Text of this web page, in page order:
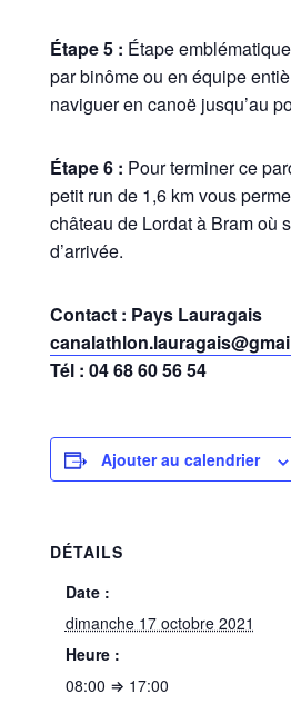
Étape 5 : Étape
par binôme ou en équipe
naviguer en canoë jusqu’au
Étape 6 : Pour terminer ce
petit run de 1,6 km vous
château de Lordat à Bram où
d’arrivée.
Contact : Pays Lauragais
Tél : 04 68 60 56 54
Ajouter au calendrier
DÉTAILS
Date :
dimanche 17 octobre 2021
Heure :
08:00 ⇒ 17:00